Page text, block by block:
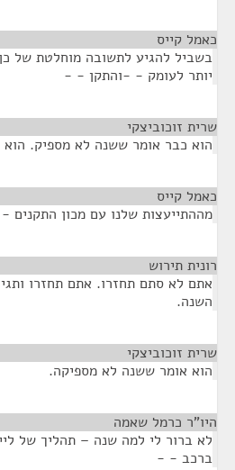
כאמל קייס
בשביל להגיע לתשובה מוחלטת של
יותר לעומק - -והתקן - -
שרית זוכוביצקי
הוא כבר אומר ששנה לא מספיק. הוא
כאמל קייס
מההתייעצות שלנו עם מכון התקנים
רונית תירוש
אתם לא סתם תחזרו. אתם תחזרו
השנה.
שרית זוכוביצקי
הוא אומר ששנה לא מספיקה.
היו"ר כרמל שאמה
לא ברור לי למה שנה – תהליך של
ברכב - -